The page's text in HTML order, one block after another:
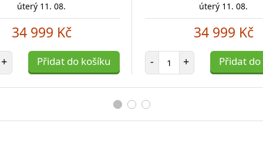
úterý 11. 08.
34 999 Kč
položek
+ Přidat do košíku
úterý 11. 08.
34 999 Kč
- Počet položek
+ Přidat